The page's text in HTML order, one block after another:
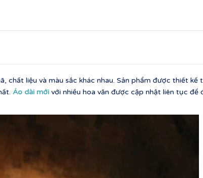
chất liệu và màu sắc khác nhau. Sản phẩm được thiết
Áo dài mới với nhiều hoa văn được cập nhật liên tục để